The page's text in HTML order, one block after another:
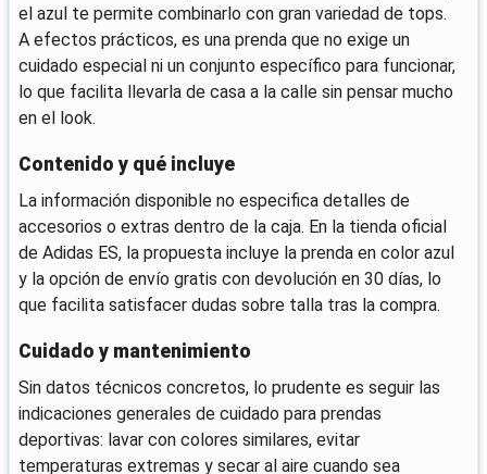
el azul te permite combinarlo con gran variedad de tops.
A efectos prácticos, es una prenda que no exige un
cuidado especial ni un conjunto específico para funcionar,
lo que facilita llevarla de casa a la calle sin pensar mucho
en el look.
Contenido y qué incluye
La información disponible no especifica detalles de
accesorios o extras dentro de la caja. En la tienda oficial
de Adidas ES, la propuesta incluye la prenda en color azul
y la opción de envío gratis con devolución en 30 días, lo
que facilita satisfacer dudas sobre talla tras la compra.
Cuidado y mantenimiento
Sin datos técnicos concretos, lo prudente es seguir las
indicaciones generales de cuidado para prendas
deportivas: lavar con colores similares, evitar
temperaturas extremas y secar al aire cuando sea